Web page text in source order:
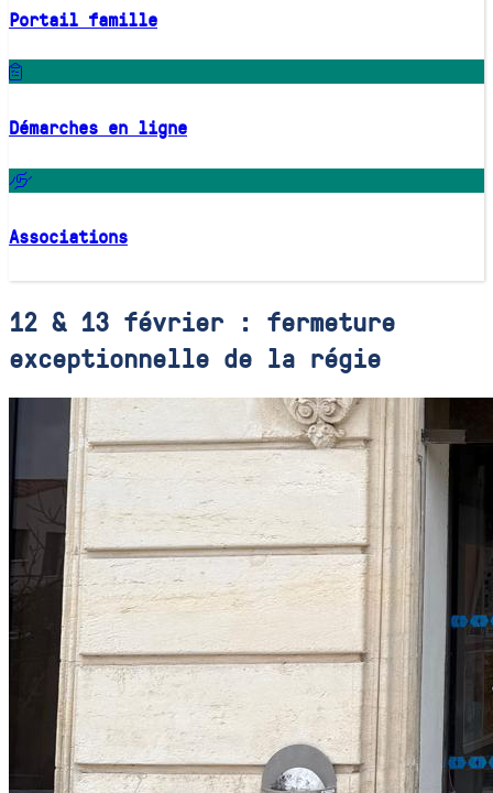
Portail famille
Démarches en ligne
Associations
12 & 13 février : fermeture
exceptionnelle de la régie